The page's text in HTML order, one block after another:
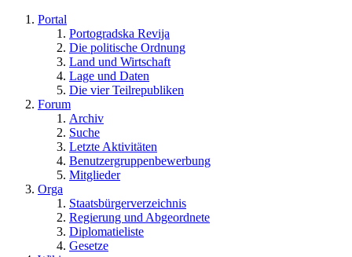
Portal
Portogradska Revija
Die politische Ordnung
Land und Wirtschaft
Lage und Daten
Die vier Teilrepubliken
Forum
Archiv
Suche
Letzte Aktivitäten
Benutzergruppenbewerbung
Mitglieder
Orga
Staatsbürgerverzeichnis
Regierung und Abgeordnete
Diplomatieliste
Gesetze